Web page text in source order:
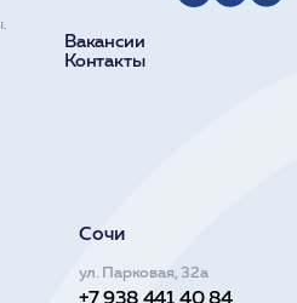
Вакансии
Контакты
Сочи
ул. Парковая, 32а
+7 938 441 40 84